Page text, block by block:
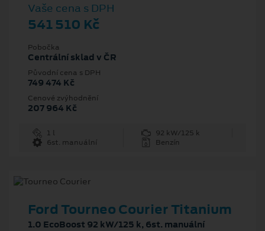
Vaše cena s DPH
541 510 Kč
Pobočka
Centrální sklad v ČR
Původní cena s DPH
749 474 Kč
Cenové zvýhodnění
207 964 Kč
1 l
92 kW/125 k
6st. manuální
Benzín
Ford Tourneo Courier Titanium
1.0 EcoBoost 92 kW/125 k, 6st. manuální